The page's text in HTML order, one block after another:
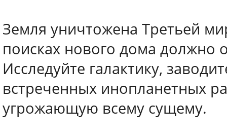
Земля уничтожена Третьей
поисках нового дома должно
Исследуйте галактику,
встреченных инопланетных
угрожающую всему сущему.